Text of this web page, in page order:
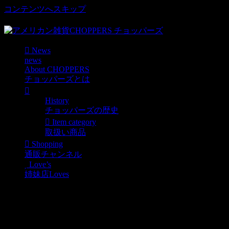
コンテンツへスキップ
News
news
About CHOPPERS
チョッパーズとは
History
チョッパーズの歴史
Item category
取扱い商品
Shopping
通販チャンネル
Love’s
姉妹店Loves